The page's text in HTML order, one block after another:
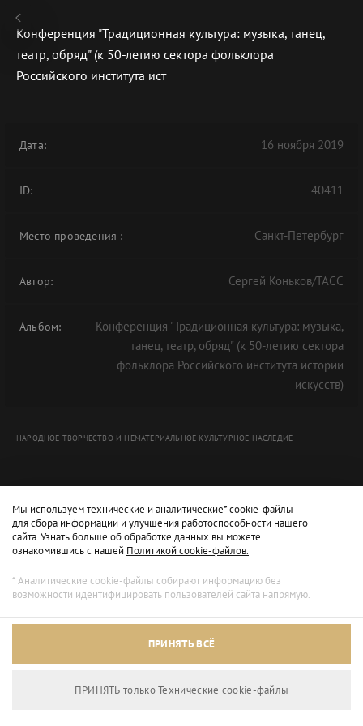
В АРХИВЕ
Архивный режим
Конференция "Традиционная культура: музыка, танец,
театр, обряд" (к 50-летию сектора фольклора
Российского института ист
Дата: 16 ноября 2019
ID: 40411
Место проведения : Санкт-Петербург
Автор: Сергей Коньков/ТАСС
Альбом:
Конференция "Традиционная культура: музыка,
танец, театр, обряд" (к 50-летию сектора
фольклора Российского института истории
искусств)
НАРОДНОЕ ТВОРЧЕСТВО И НЕМАТЕРИАЛЬНОЕ КУЛЬТУРНОЕ НАСЛЕДИЕ
Мы используем технические и аналитические* cookie-файлы
для сбора информации и улучшения работоспособности нашего
сайта. Узнать больше об обработке данных вы можете
ознакомившись с нашей Политикой cookie-файлов.
* Аналитические cookie-файлы собирают информацию без
возможности идентифицировать пользователей сайта напрямую.
ПРИНЯТЬ ВСЁ
ПРИНЯТЬ только Технические сookie-файлы